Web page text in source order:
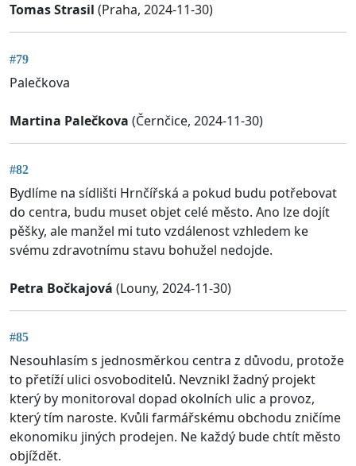
Tomas Strasil (Praha, 2024-11-30)
#79
Palečkova
Martina Palečkova (Černčice, 2024-11-30)
#82
Bydlíme na sídlišti Hrnčířská a pokud budu potřebovat
do centra, budu muset objet celé město. Ano lze dojít
pěšky, ale manžel mi tuto vzdálenost vzhledem ke
svému zdravotnímu stavu bohužel nedojde.
Petra Bočkajová (Louny, 2024-11-30)
#85
Nesouhlasím s jednosměrkou centra z důvodu, protože
to přetíží ulici osvoboditelů. Nevznikl žadný projekt
který by monitoroval dopad okolních ulic a provoz,
který tím naroste. Kvůli farmářskému obchodu zničíme
ekonomiku jiných prodejen. Ne každý bude chtít město
objíždět.